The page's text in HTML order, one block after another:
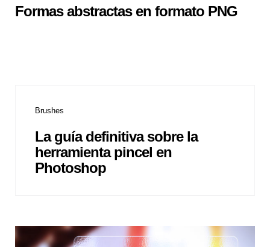
Formas abstractas en formato PNG
Brushes
La guía definitiva sobre la
herramienta pincel en
Photoshop